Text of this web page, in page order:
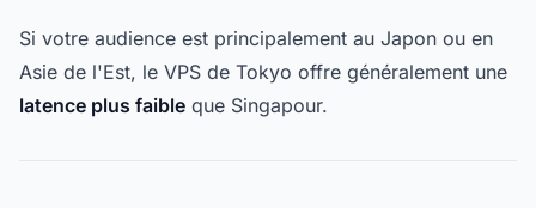
Si votre audience est principalement au Japon ou en
Asie de l'Est, le VPS de Tokyo offre généralement une
latence plus faible que Singapour.